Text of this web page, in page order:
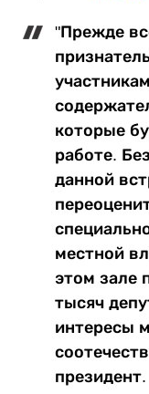
"Прежде
которые
работе.
данной
местной
этом зале
тысяч
интересы
президент.